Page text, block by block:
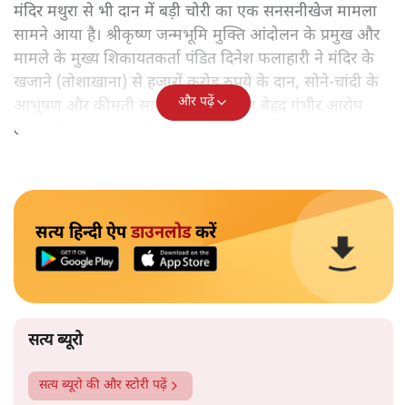
मंदिर मथुरा से भी दान में बड़ी चोरी का एक सनसनीखेज मामला
सामने आया है। श्रीकृष्ण जन्मभूमि मुक्ति आंदोलन के प्रमुख और
मामले के मुख्य शिकायतकर्ता पंडित दिनेश फलाहारी ने मंदिर के
खजाने (तोशाखाना) से हजारों करोड़ रुपये के दान, सोने-चांदी के
आभूषण और कीमती सामान चोरी होने का बेहद गंभीर आरोप
लगाया है।
और पढ़ें
सत्य हिन्दी ऐपडाउनलोडकरें
सत्य ब्यूरो
सत्य ब्यूरो की और स्टोरी पढ़ें